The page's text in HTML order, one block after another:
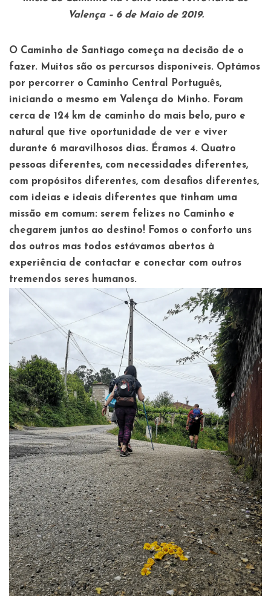
Valença – 6 de Maio de 2019.
O Caminho de Santiago começa na decisão de o
fazer. Muitos são os percursos disponíveis. Optámos
por percorrer o Caminho Central Português,
iniciando o mesmo em Valença do Minho. Foram
cerca de 124 km de caminho do mais belo, puro e
natural que tive oportunidade de ver e viver
durante 6 maravilhosos dias. Éramos 4. Quatro
pessoas diferentes, com necessidades diferentes,
com propósitos diferentes, com desafios diferentes,
com ideias e ideais diferentes que tinham uma
missão em comum: serem felizes no Caminho e
chegarem juntos ao destino! Fomos o conforto uns
dos outros mas todos estávamos abertos à
experiência de contactar e conectar com outros
tremendos seres humanos.